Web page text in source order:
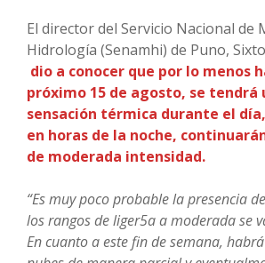
El director del Servicio Nacional de
Hidrología (Senamhi) de Puno,
dio a conocer que por lo menos
próximo 15 de agosto, se tendrá
sensación térmica durante el
en horas de la noche,
de moderada intensidad.
“Es muy poco probable la presencia
los rangos de liger5a a moderada se
En cuanto a este fin de semana,